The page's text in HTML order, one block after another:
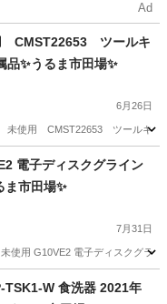
Ad
CMST22653 ツールキ
✨うるま市田場✨
6月26日
未使用 CMST22653 ツールキ
電子ディスクグライン
ま市田場✨
7月31日
使用 G10VE2 電子ディスクグラ
TSK1-W 食洗器 2021年